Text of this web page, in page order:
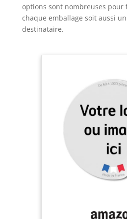
options sont nombreuses pour
chaque emballage soit aussi
destinataire.